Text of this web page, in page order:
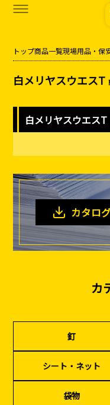
カタログダ
サトケミって
お問い合わせ
アクセス
トップ商品一覧現場用品・保
白メリヤスウエスT
白メリヤスウエスT
カタロ
カ
釘
シート・ネット
袋物